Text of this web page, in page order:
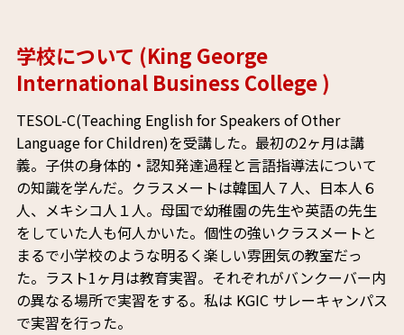
学校について (King George
International Business College )
TESOL-C(Teaching English for Speakers of Other
Language for Children)を受講した。最初の2ヶ月は講
義。子供の身体的・認知発達過程と言語指導法について
の知識を学んだ。クラスメートは韓国人７人、日本人６
人、メキシコ人１人。母国で幼稚園の先生や英語の先生
をしていた人も何人かいた。個性の強いクラスメートと
まるで小学校のような明るく楽しい雰囲気の教室だっ
た。ラスト1ヶ月は教育実習。それぞれがバンクーバー内
の異なる場所で実習をする。私は KGIC サレーキャンパス
で実習を行った。